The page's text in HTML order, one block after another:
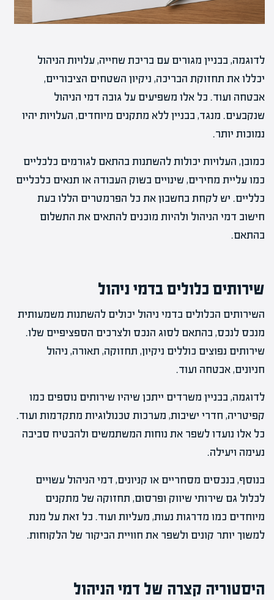
לדוגמה, בבניין מגורים עם בריכת שחייה, עלויות הניהול
יכללו את תחזוקת הבריכה, ניקיון השטחים הציבוריים,
אבטחה ועוד. כל אלו משפיעים על גובה דמי הניהול
שנקבעים. מנגד, בבניין ללא מתקנים מיוחדים, העלויות יהיו
נמוכות יותר.
כמובן, העלויות יכולות להשתנות בהתאם לגורמים כלכליים
כמו עליית מחירים, שינויים בשוק העבודה או תנאים כלכליים
כלליים. יש לקחת בחשבון את כל הפרמטרים הללו בעת
חישוב דמי הניהול ולהיות מוכנים להתאים את התשלום
בהתאם.
שירותים כלולים בדמי ניהול
השירותים הכלולים בדמי ניהול יכולים להשתנות משמעותית
מנכס לנכס, בהתאם לסוג הנכס ולצרכים הספציפיים שלו.
שירותים נפוצים כוללים ניקיון, תחזוקה, תאורה, ניהול
חניונים, אבטחה ועוד.
לדוגמה, בבניין משרדים ייתכן שיהיו שירותים נוספים כמו
קפיטריה, חדרי ישיבות, מערכות טכנולוגיות מתקדמות ועוד.
כל אלו נועדו לשפר את נוחות המשתמשים ולהבטיח סביבה
נעימה ויעילה.
בנוסף, בנכסים מסחריים או קניונים, דמי הניהול עשויים
לכלול גם שירותי שיווק ופרסום, תחזוקה של מתקנים
מיוחדים כמו מדרגות נעות, מעליות ועוד. כל זאת על מנת
למשוך יותר קונים ולשפר את חוויית הביקור של הלקוחות.
היסטוריה קצרה של דמי הניהול